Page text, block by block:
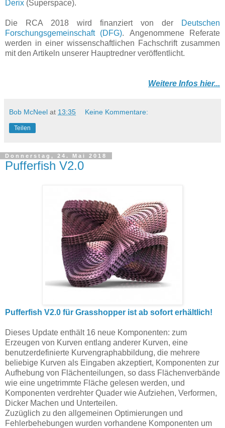
Derix (Superspace).
Die RCA 2018 wird finanziert von der
Deutschen
Forschungsgemeinschaft (DFG). Angenommene Referate
werden in einer wissenschaftlichen Fachschrift zusammen
mit den Artikeln unserer Hauptredner veröffentlicht.
Weitere Infos hier...
Bob McNeel at 13:35 Keine Kommentare:
Teilen
Donnerstag, 24. Mai 2018
Pufferfish V2.0
Pufferfish V2.0 für Grasshopper ist ab sofort erhältlich!
Dieses Update enthält 16 neue Komponenten: zum
Erzeugen von Kurven entlang anderer Kurven, eine
benutzerdefinierte Kurvengraphabbildung, die mehrere
beliebige Kurven als Eingaben akzeptiert, Komponenten zur
Aufhebung von Flächenteilungen, so dass Flächenverbände
wie eine ungetrimmte Fläche gelesen werden, und
Komponenten verdrehter Quader wie Aufziehen, Verformen,
Dicker Machen und Unterteilen.
Zuzüglich zu den allgemeinen Optimierungen und
Fehlerbehebungen wurden vorhandene Komponenten um